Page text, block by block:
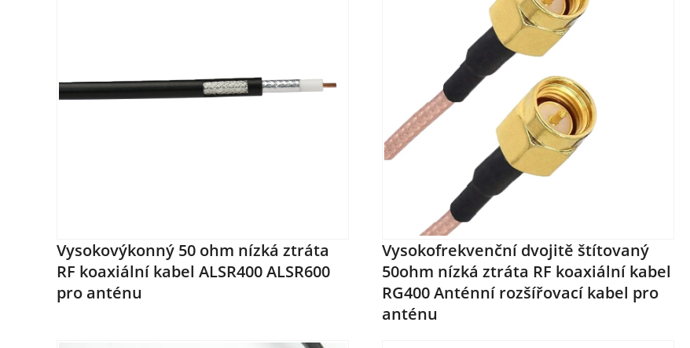
Vysokovýkonný 50 ohm nízká ztráta
RF koaxiální kabel ALSR400 ALSR600
pro anténu
Vysokofrekvenční dvojitě štítovaný
50ohm nízká ztráta RF koaxiální kabel
RG400 Anténní rozšířovací kabel pro
anténu